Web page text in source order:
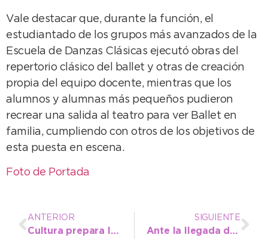
Vale destacar que, durante la función, el
estudiantado de los grupos más avanzados de la
Escuela de Danzas Clásicas ejecutó obras del
repertorio clásico del ballet y otras de creación
propia del equipo docente, mientras que los
alumnos y alumnas más pequeños pudieron
recrear una salida al teatro para ver Ballet en
familia, cumpliendo con otros de los objetivos de
esta puesta en escena.
Foto de Portada
ANTERIOR
Cultura prepara la “Gala del 25” para la semana venidera en el Teatro Municipal
SIGUIENTE
Ante la llegada de “épocas críticas”, el Emsur dedica esfuerzos al mantenimiento de caminos rurales